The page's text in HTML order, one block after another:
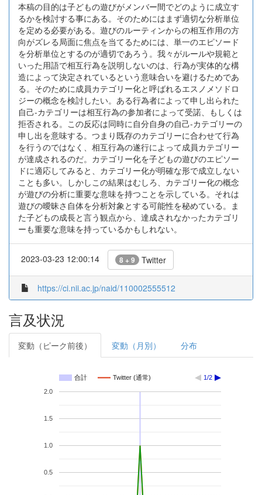
本稿の目的は子どもの遊びがメンバー間でどのように成立す
るかを検討する事にある。そのためにはまず適切な分析単位
を定める必要がある。遊びのルーティンからの相互作用の方
向がズレる局面に焦点を当てるためには、単一のエピソード
を分析単位とするのが適切であろう。我々がルールや規範と
いった用語で相互行為を説明しないのは、行為が実体的な構
造によって決定されているという意味合いを避けるためであ
る。そのために成員カテゴリー化と呼ばれるエスノメソドロ
ジーの概念を検討したい。ある行為者によって申し出られた
自己-カテゴリーは相互行為の参加者によって受諾、もしくは
拒否される。この反応は同時に自分自身の自己-カテゴリーの
申し出を意味する。つまり既存のカテゴリーに合わせて行為
を行うのではなく、相互行為の遂行によって成員カテゴリー
が達成されるのだ。カテゴリー化を子どもの遊びのエピソー
ドに適応してみると、カテゴリー化が明確な形で成立しない
ことも多い。しかしこの結果はむしろ、カテゴリー化の概念
が遊びの分析に重要な意味を持つことを示している。それは
遊びの曖昧さ自体を分析対象とする可能性を秘めている。ま
た子どもの成長と言う観点から、達成されなかったカテゴリ
ーも重要な意味を持っているかもしれない。
2023-03-23 12:00:14 8 + 9 Twitter
https://ci.nii.ac.jp/naid/110002555512
言及状況
変動（ピーク前後） 変動（月別） 分布
合計 Twitter (通常) 1/2
0.5
1.0
1.5
2.0